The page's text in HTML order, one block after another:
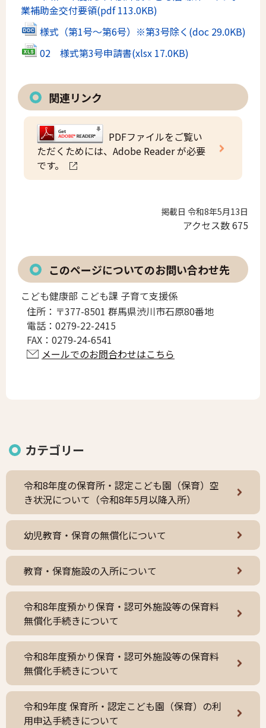
業補助金交付要領(pdf 113.0KB)
様式（第1号～第6号）※第3号除く (doc 29.0KB)
02 様式第3号申請書(xlsx 17.0KB)
関連リンク
PDFファイルをご覧い
ただくためには、Adobe Reader が必要
です。
掲載日 令和8年5月13日
アクセス数675
このページについてのお問い合わせ先
こども健康部 こども課 子育て支援係
住所： 〒377-8501 群馬県渋川市石原80番地
電話： 0279-22-2415
FAX： 0279-24-6541
メールでのお問合わせはこちら
カテゴリー
令和8年度の保育所・認定こども園（保育）空
き状況について（令和8年5月以降入所）
幼児教育・保育の無償化について
教育・保育施設の入所について
令和8年度預かり保育・認可外施設等の保育料
無償化手続きについて
令和8年度預かり保育・認可外施設等の保育料
無償化手続きについて
令和9年度 保育所・認定こども園（保育）の利
用申込手続きについて